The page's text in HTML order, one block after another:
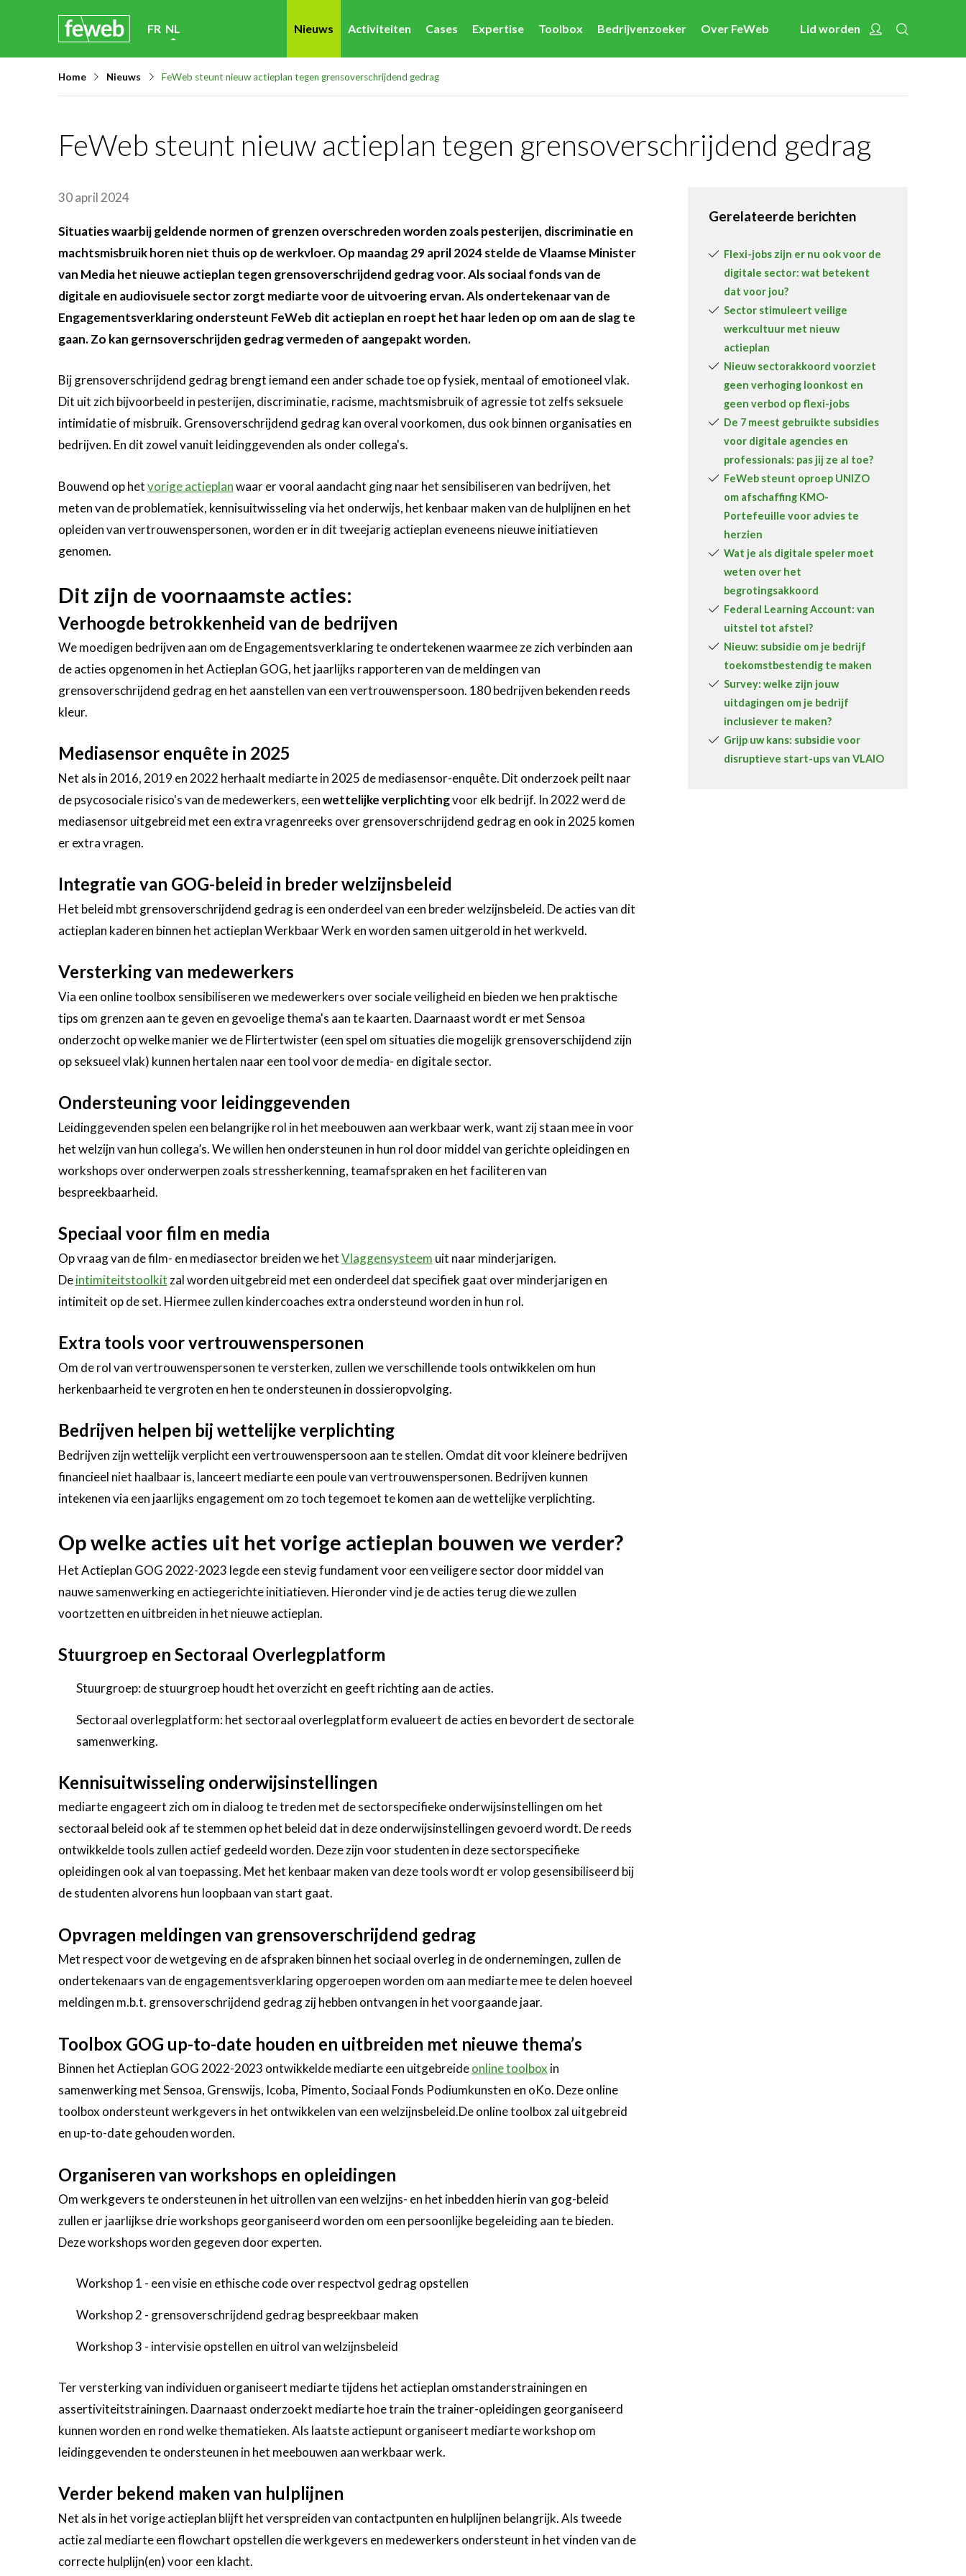
content
FR NL Nieuws Activiteiten Cases Expertise Toolbox Bedrijvenzoeker Over FeWeb Lid worden Account
Home Nieuws FeWeb steunt nieuw actieplan tegen grensoverschrijdend gedrag
FeWeb steunt nieuw actieplan tegen grensoverschrijdend gedrag
30 april 2024
Situaties waarbij geldende normen of grenzen overschreden worden zoals pesterijen, discriminatie en
machtsmisbruik horen niet thuis op de werkvloer. Op maandag 29 april 2024 stelde de Vlaamse Minister
van Media het nieuwe actieplan tegen grensoverschrijdend gedrag voor. Als sociaal fonds van de
digitale en audiovisuele sector zorgt mediarte voor de uitvoering ervan. Als ondertekenaar van de
Engagementsverklaring ondersteunt FeWeb dit actieplan en roept het haar leden op om aan de slag te
gaan. Zo kan gernsoverschrijden gedrag vermeden of aangepakt worden.
Bij grensoverschrijdend gedrag brengt iemand een ander schade toe op fysiek, mentaal of emotioneel vlak.
Dit uit zich bijvoorbeeld in pesterijen, discriminatie, racisme, machtsmisbruik of agressie tot zelfs seksuele
intimidatie of misbruik. Grensoverschrijdend gedrag kan overal voorkomen, dus ook binnen organisaties en
bedrijven. En dit zowel vanuit leidinggevenden als onder collega's.
Bouwend op hetvorige actieplanwaar er vooral aandacht ging naar het sensibiliseren van bedrijven, het
meten van de problematiek, kennisuitwisseling via het onderwijs, het kenbaar maken van de hulplijnen en het
opleiden van vertrouwenspersonen, worden er in dit tweejarig actieplan eveneens nieuwe initiatieven
genomen.
Dit zijn de voornaamste acties:
Verhoogde betrokkenheid van de bedrijven
We moedigen bedrijven aan om de Engagementsverklaring te ondertekenen waarmee ze zich verbinden aan
de acties opgenomen in het Actieplan GOG, het jaarlijks rapporteren van de meldingen van
grensoverschrijdend gedrag en het aanstellen van een vertrouwenspersoon. 180 bedrijven bekenden reeds
kleur.
Mediasensor enquête in 2025
Net als in 2016, 2019 en 2022 herhaalt mediarte in 2025 de mediasensor-enquête. Dit onderzoek peilt naar
de psycosociale risico's van de medewerkers, eenwettelijke verplichtingvoor elk bedrijf. In 2022 werd de
mediasensor uitgebreid met een extra vragenreeks over grensoverschrijdend gedrag en ook in 2025 komen
er extra vragen.
Integratie van GOG-beleid in breder welzijnsbeleid
Het beleid mbt grensoverschrijdend gedrag is een onderdeel van een breder welzijnsbeleid. De acties van dit
actieplan kaderen binnen het actieplan Werkbaar Werk en worden samen uitgerold in het werkveld.
Versterking van medewerkers
Via een online toolbox sensibiliseren we medewerkers over sociale veiligheid en bieden we hen praktische
tips om grenzen aan te geven en gevoelige thema's aan te kaarten. Daarnaast wordt er met Sensoa
onderzocht op welke manier we de Flirtertwister (een spel om situaties die mogelijk grensoverschijdend zijn
op seksueel vlak) kunnen hertalen naar een tool voor de media- en digitale sector.
Ondersteuning voor leidinggevenden
Leidinggevenden spelen een belangrijke rol in het meebouwen aan werkbaar werk, want zij staan mee in voor
het welzijn van hun collega’s. We willen hen ondersteunen in hun rol door middel van gerichte opleidingen en
workshops over onderwerpen zoals stressherkenning, teamafspraken en het faciliteren van
bespreekbaarheid.
Speciaal voor film en media
Op vraag van de film- en mediasector breiden we hetVlaggensysteem uit naar minderjarigen.
Deintimiteitstoolkit zal worden uitgebreid met een onderdeel dat specifiek gaat over minderjarigen en
intimiteit op de set. Hiermee zullen kindercoaches extra ondersteund worden in hun rol.
Extra tools voor vertrouwenspersonen
Om de rol van vertrouwenspersonen te versterken, zullen we verschillende tools ontwikkelen om hun
herkenbaarheid te vergroten en hen te ondersteunen in dossieropvolging.
Bedrijven helpen bij wettelijke verplichting
Bedrijven zijn wettelijk verplicht een vertrouwenspersoon aan te stellen. Omdat dit voor kleinere bedrijven
financieel niet haalbaar is, lanceert mediarte een poule van vertrouwenspersonen. Bedrijven kunnen
intekenen via een jaarlijks engagement om zo toch tegemoet te komen aan de wettelijke verplichting.
Op welke acties uit het vorige actieplan bouwen we verder?
Het Actieplan GOG 2022-2023 legde een stevig fundament voor een veiligere sector door middel van
nauwe samenwerking en actiegerichte initiatieven. Hieronder vind je de acties terug die we zullen
voortzetten en uitbreiden in het nieuwe actieplan.
Stuurgroep en Sectoraal Overlegplatform
Stuurgroep: de stuurgroep houdt het overzicht en geeft richting aan de acties.
Sectoraal overlegplatform: het sectoraal overlegplatform evalueert de acties en bevordert de sectorale
samenwerking.
Kennisuitwisseling onderwijsinstellingen
mediarte engageert zich om in dialoog te treden met de sectorspecifieke onderwijsinstellingen om het
sectoraal beleid ook af te stemmen op het beleid dat in deze onderwijsinstellingen gevoerd wordt. De reeds
ontwikkelde tools zullen actief gedeeld worden. Deze zijn voor studenten in deze sectorspecifieke
opleidingen ook al van toepassing. Met het kenbaar maken van deze tools wordt er volop gesensibiliseerd bij
de studenten alvorens hun loopbaan van start gaat.
Opvragen meldingen van grensoverschrijdend gedrag
Met respect voor de wetgeving en de afspraken binnen het sociaal overleg in de ondernemingen, zullen de
ondertekenaars van de engagementsverklaring opgeroepen worden om aan mediarte mee te delen hoeveel
meldingen m.b.t. grensoverschrijdend gedrag zij hebben ontvangen in het voorgaande jaar.
Toolbox GOG up-to-date houden en uitbreiden met nieuwe thema’s
Binnen het Actieplan GOG 2022-2023 ontwikkelde mediarte een uitgebreideonline toolbox in
samenwerking met Sensoa, Grenswijs, Icoba, Pimento, Sociaal Fonds Podiumkunsten en oKo. Deze online
toolbox ondersteunt werkgevers in het ontwikkelen van een welzijnsbeleid.De online toolbox zal uitgebreid
en up-to-date gehouden worden.
Organiseren van workshops en opleidingen
Om werkgevers te ondersteunen in het uitrollen van een welzijns- en het inbedden hierin van gog-beleid
zullen er jaarlijkse drie workshops georganiseerd worden om een persoonlijke begeleiding aan te bieden.
Deze workshops worden gegeven door experten.
Workshop 1 - een visie en ethische code over respectvol gedrag opstellen
Workshop 2 - grensoverschrijdend gedrag bespreekbaar maken
Workshop 3 - intervisie opstellen en uitrol van welzijnsbeleid
Ter versterking van individuen organiseert mediarte tijdens het actieplan omstanderstrainingen en
assertiviteitstrainingen. Daarnaast onderzoekt mediarte hoe train the trainer-opleidingen georganiseerd
kunnen worden en rond welke thematieken. Als laatste actiepunt organiseert mediarte workshop om
leidinggevenden te ondersteunen in het meebouwen aan werkbaar werk.
Verder bekend maken van hulplijnen
Net als in het vorige actieplan blijft het verspreiden van contactpunten en hulplijnen belangrijk. Als tweede
actie zal mediarte een flowchart opstellen die werkgevers en medewerkers ondersteunt in het vinden van de
correcte hulplijn(en) voor een klacht.
Gerelateerde berichten
Flexi-jobs zijn er nu ook voor de
digitale sector: wat betekent
dat voor jou?
Sector stimuleert veilige
werkcultuur met nieuw
actieplan
Nieuw sectorakkoord voorziet
geen verhoging loonkost en
geen verbod op flexi-jobs
De 7 meest gebruikte subsidies
voor digitale agencies en
professionals: pas jij ze al toe?
FeWeb steunt oproep UNIZO
om afschaffing KMO-
Portefeuille voor advies te
herzien
Wat je als digitale speler moet
weten over het
begrotingsakkoord
Federal Learning Account: van
uitstel tot afstel?
Nieuw: subsidie om je bedrijf
toekomstbestendig te maken
Survey: welke zijn jouw
uitdagingen om je bedrijf
inclusiever te maken?
Grijp uw kans: subsidie voor
disruptieve start-ups van VLAIO
Nieuws
Jobs in de sector
Cases
Toolbox
Over FeWeb
Zoeken